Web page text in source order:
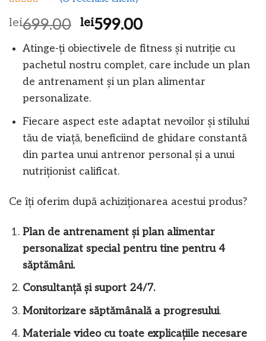
5.00din 5
pe baza unei
evaluări
lei699.00 Prețul
inițial
a
fost:
lei699.00.
lei599.00Prețul
curent
este:
lei599.00.
Atinge-ți obiectivele de fitness și nutriție cu
pachetul nostru complet, care include un plan
de antrenament și un plan alimentar
personalizate.
Fiecare aspect este adaptat nevoilor și stilului
tău de viață, beneficiind de ghidare constantă
din partea unui antrenor personal și a unui
nutriționist calificat.
Ce îți oferim după achiziționarea acestui produs?
Plan de antrenament și plan alimentar
personalizat special pentru tine pentru 4
săptămâni.
Consultanță și suport 24/7.
Monitorizare săptămânală a progresului.
Materiale video cu toate explicațiile necesare